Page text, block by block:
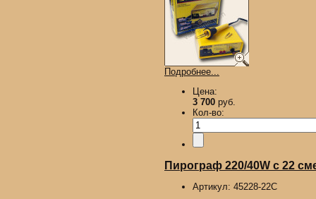
Подробнее...
Цена:
3 700 руб.
Кол-во:
Пирограф 220/40W с 22
Артикул: 45228-22С